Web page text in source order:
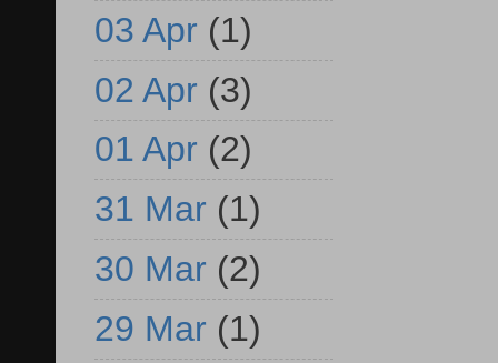
03 Apr (1)
02 Apr (3)
01 Apr (2)
31 Mar (1)
30 Mar (2)
29 Mar (1)